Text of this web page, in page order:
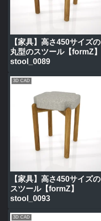
【家具】高さ450サイズの
丸型のスツール【formZ】
stool_0089
3D CAD
【家具】高さ450サイズの
スツール【formZ】
stool_0093
3D CAD